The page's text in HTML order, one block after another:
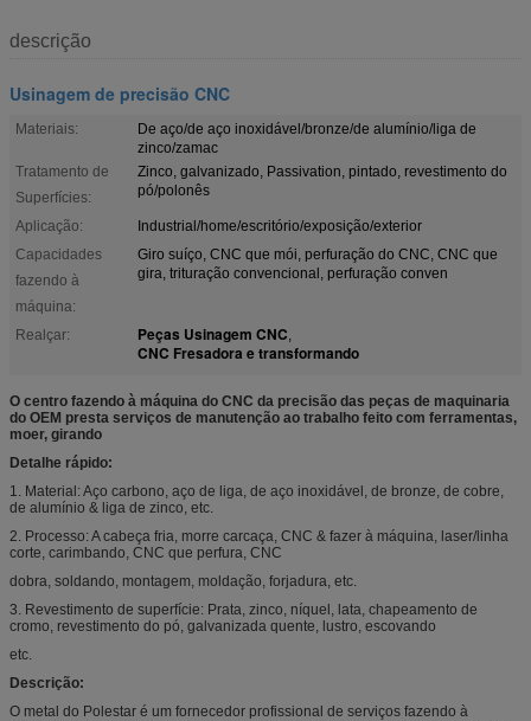
descrição
Usinagem de precisão CNC
Materiais:
De aço/de aço inoxidável/bronze/de alumínio/liga de
zinco/zamac
Tratamento de
Superfícies:
Zinco, galvanizado, Passivation, pintado, revestimento do
pó/polonês
Aplicação:
Industrial/home/escritório/exposição/exterior
Capacidades
fazendo à
máquina:
Giro suíço, CNC que mói, perfuração do CNC, CNC que
gira, trituração convencional, perfuração conven
Realçar: Peças Usinagem CNC,
CNC Fresadora e transformando
O centro fazendo à máquina do CNC da precisão das peças de maquinaria
do OEM presta serviços de manutenção ao trabalho feito com ferramentas,
moer, girando
Detalhe rápido:
1. Material: Aço carbono, aço de liga, de aço inoxidável, de bronze, de cobre,
de alumínio & liga de zinco, etc.
2. Processo: A cabeça fria, morre carcaça, CNC & fazer à máquina, laser/linha
corte, carimbando, CNC que perfura, CNC
dobra, soldando, montagem, moldação, forjadura, etc.
3. Revestimento de superfície: Prata, zinco, níquel, lata, chapeamento de
cromo, revestimento do pó, galvanizada quente, lustro, escovando
etc.
Descrição:
O metal do Polestar é um fornecedor profissional de serviços fazendo à